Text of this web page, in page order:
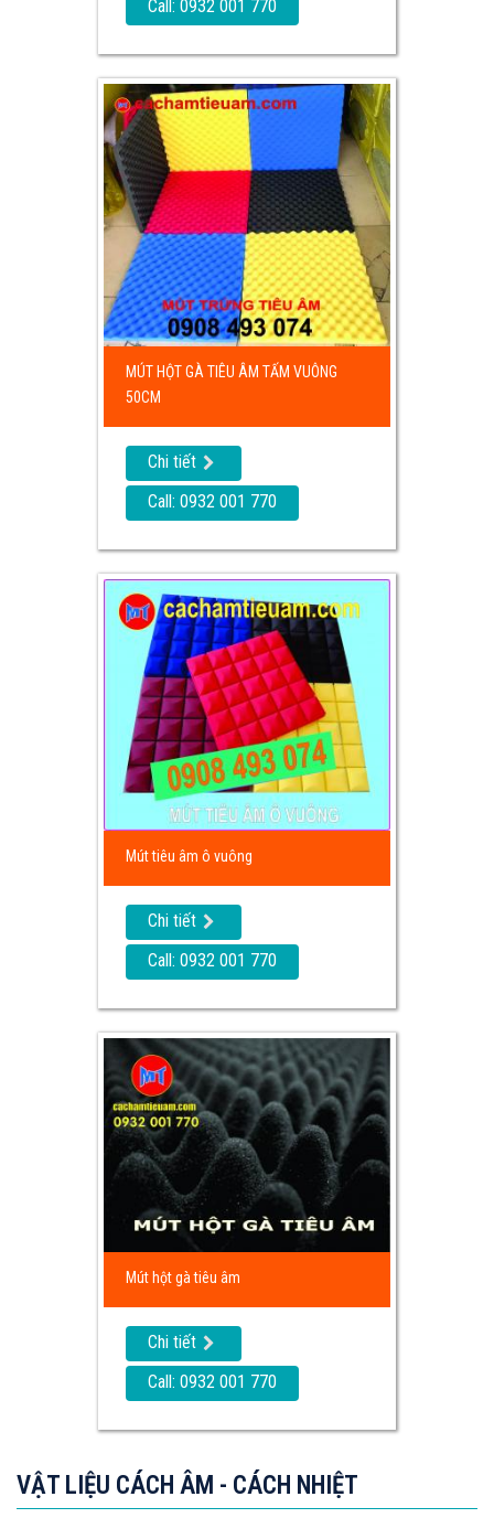
Call: 0932 001 770
MÚT HỘT GÀ TIÊU ÂM TẤM VUÔNG
50CM
Chi tiết
Call: 0932 001 770
Mút tiêu âm ô vuông
Chi tiết
Call: 0932 001 770
Mút hột gà tiêu âm
Chi tiết
Call: 0932 001 770
VẬT LIỆU CÁCH ÂM - CÁCH NHIỆT